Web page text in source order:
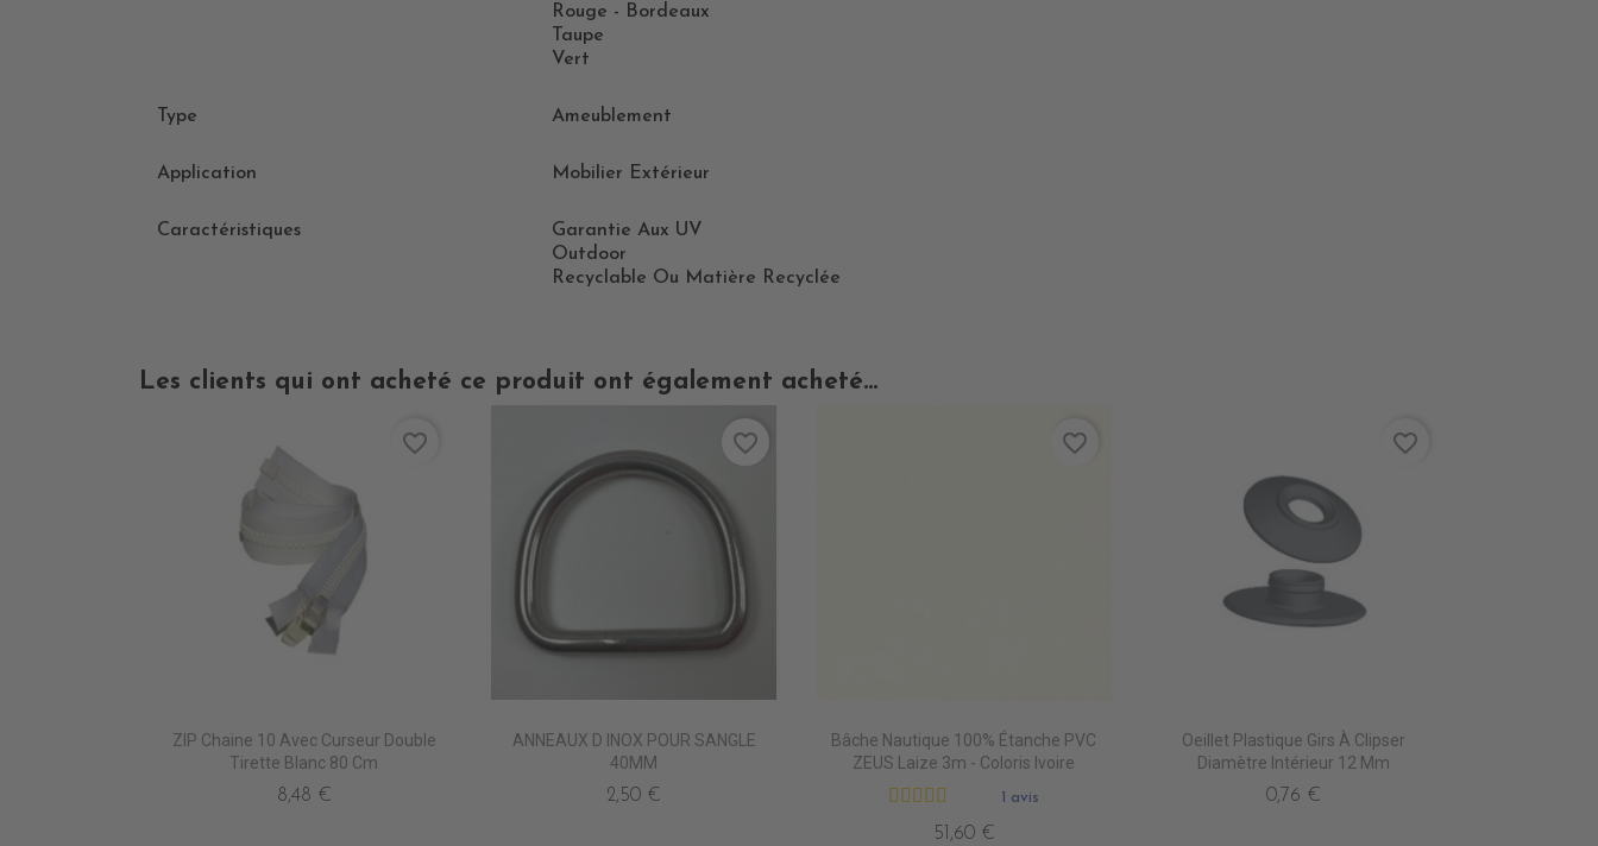
Rouge - Bordeaux
Taupe
Vert
Type Ameublement
Application Mobilier Extérieur
Caractéristiques
Garantie Aux UV
Outdoor
Recyclable Ou Matière Recyclée
Les clients qui ont acheté ce produit ont également acheté...
ZIP Chaine 10 Avec Curseur Double
Tirette Blanc 80 Cm
8,48 €
favorite_border
ANNEAUX D INOX POUR SANGLE
40MM
2,50 €
favorite_border
Bâche Nautique 100% Étanche PVC
ZEUS Laize 3m - Coloris Ivoire
1 avis
51,60 €
favorite_border
Oeillet Plastique Girs À Clipser
Diamètre Intérieur 12 Mm
0,76 €
favorite_border